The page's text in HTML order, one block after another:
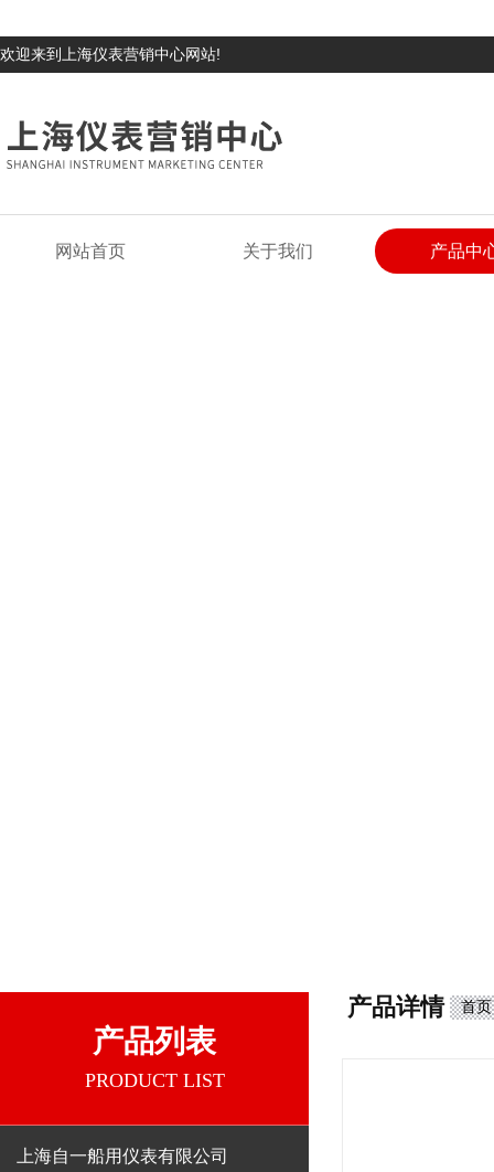
欢迎来到上海仪表营销中心网站!
网站首页 关于我们 产品中
产品列表
PRODUCT LIST
上海自一船用仪表有限公司
产品详情 首页